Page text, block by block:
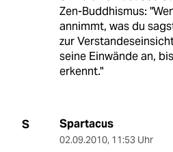
Zen-Buddhismus:
annimmt, was du
zur
seine Einwände an,
erkennt."
S Spartacus
02.09.2010, 11:53 Uhr